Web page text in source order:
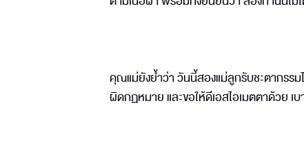
คุณแม่ยังย้ำว่า วันนี้สองแม่ลูกรับชะตากรรม
ผิดกฏหมาย และขอให้ดีเอสไอเมตตาด้วย เ